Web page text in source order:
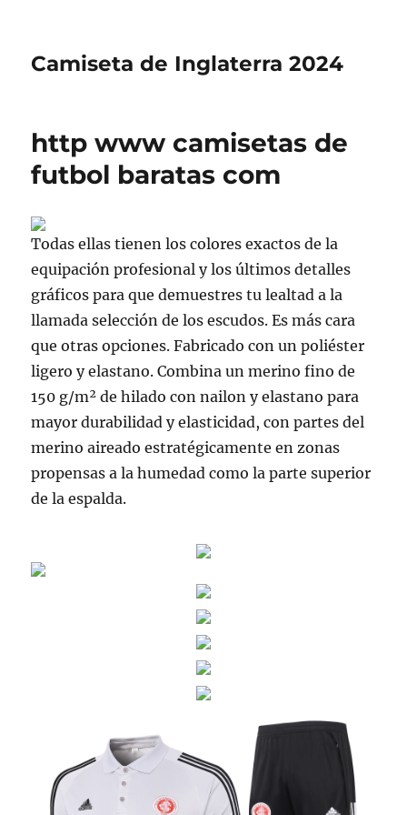
Camiseta de Inglaterra 2024
http www camisetas de
futbol baratas com
Todas ellas tienen los colores exactos de la
equipación profesional y los últimos detalles
gráficos para que demuestres tu lealtad a la
llamada selección de los escudos. Es más cara
que otras opciones. Fabricado con un poliéster
ligero y elastano. Combina un merino fino de
150 g/m² de hilado con nailon y elastano para
mayor durabilidad y elasticidad, con partes del
merino aireado estratégicamente en zonas
propensas a la humedad como la parte superior
de la espalda.